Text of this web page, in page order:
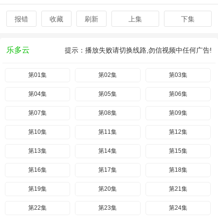
报错 收藏 刷新 上集 下集
乐多云 提示：播放失败请切换线路,勿信视频中任何广告!
第01集 第02集 第03集
第04集 第05集 第06集
第07集 第08集 第09集
第10集 第11集 第12集
第13集 第14集 第15集
第16集 第17集 第18集
第19集 第20集 第21集
第22集 第23集 第24集